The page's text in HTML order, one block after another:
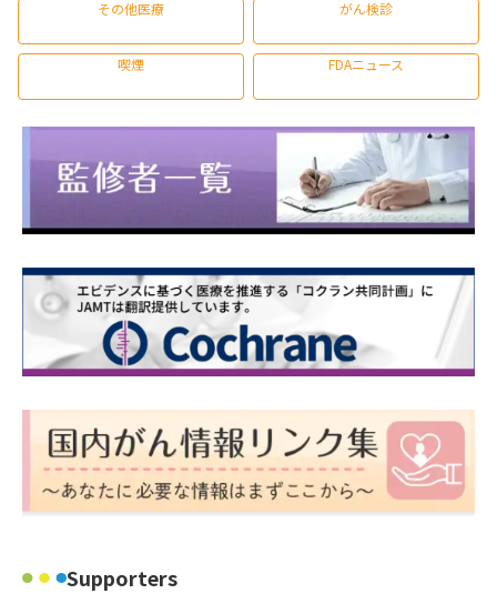
その他医療 がん検診
喫煙 FDAニュース
Supporters